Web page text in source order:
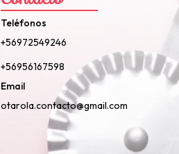
Teléfonos
+56972549246
+56956167598
Email
otarola.contacto@gmail.com